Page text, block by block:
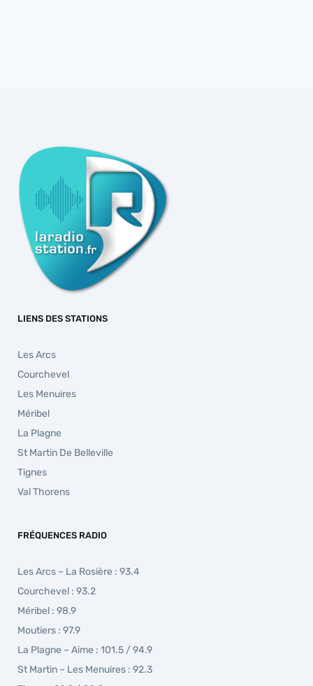
LIENS DES STATIONS
Les Arcs
Courchevel
Les Menuires
Méribel
La Plagne
St Martin De Belleville
Tignes
Val Thorens
FRÉQUENCES RADIO
Les Arcs – La Rosière : 93.4
Courchevel : 93.2
Méribel : 98.9
Moutiers : 97.9
La Plagne – Aime : 101.5 / 94.9
St Martin – Les Menuires : 92.3